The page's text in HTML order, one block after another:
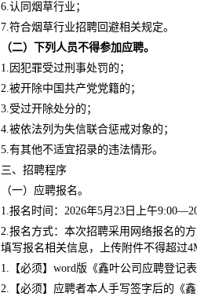
6.认同烟草行业；
7.符合烟草行业招聘回避相关规定。
（二）下列人员不得参加应聘。
1.因犯罪受过刑事处罚的；
2.被开除中国共产党党籍的；
3.受过开除处分的；
4.被依法列为失信联合惩戒对象的；
5.有其他不适宜招录的违法情形。
三、招聘程序
（一）应聘报名。
1.报名时间：2026年5月23日上午
2.报名方式：本次招聘采用网络报名的
填写报名相关信息，上传附件不得超过
1.【必须】word版《鑫叶公司应聘登记表
2.【必须】应聘者本人手写签字后的《